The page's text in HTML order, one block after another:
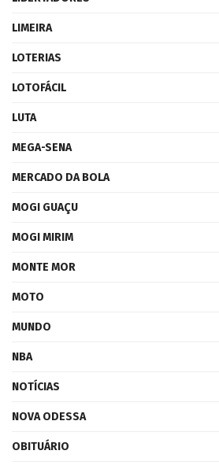
LIMEIRA
LOTERIAS
LOTOFÁCIL
LUTA
MEGA-SENA
MERCADO DA BOLA
MOGI GUAÇU
MOGI MIRIM
MONTE MOR
MOTO
MUNDO
NBA
NOTÍCIAS
NOVA ODESSA
OBITUÁRIO